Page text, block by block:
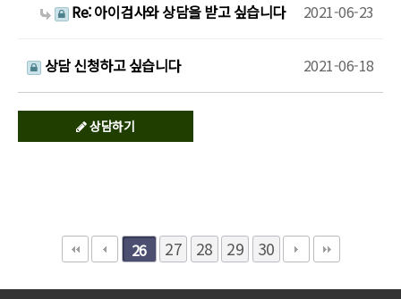
Re: 아이검사와 상담을 받고 싶습니다 2021-06-23
상담 신청하고 싶습니다 2021-06-18
상담하기
26 27 28 29 30